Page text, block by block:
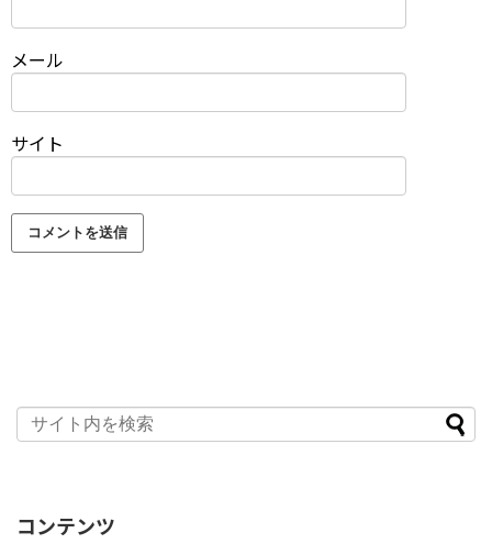
メール
サイト
コンテンツ